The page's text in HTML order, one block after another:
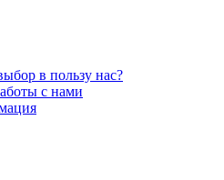
в пользу нас?
с нами